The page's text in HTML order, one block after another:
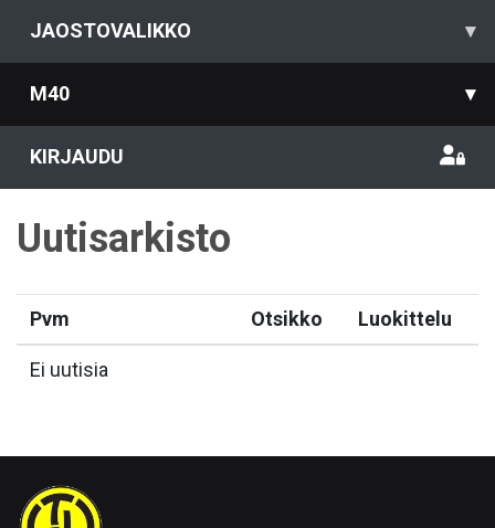
JAOSTOVALIKKO ▾
M40 ▾
KIRJAUDU
Uutisarkisto
Pvm Otsikko Luokittelu
Ei uutisia